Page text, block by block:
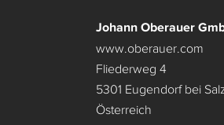
Johann Oberauer
www.oberauer.com
Fliederweg 4
5301 Eugendorf bei
Österreich